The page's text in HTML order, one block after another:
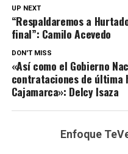
UP NEXT
“Respaldaremos a
final”: Camilo Acevedo
DON'T MISS
«Así como el Gobierno
contrataciones de última
Cajamarca»: Delcy Isaza
Enfoque